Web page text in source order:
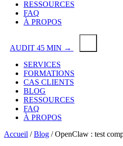
RESSOURCES
FAQ
À PROPOS
AUDIT 45 MIN →
SERVICES
FORMATIONS
CAS CLIENTS
BLOG
RESSOURCES
FAQ
À PROPOS
Accueil / Blog / OpenClaw : test